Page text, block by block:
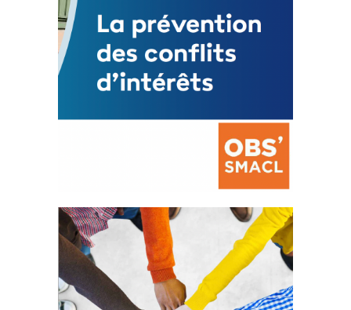
La prévention des conflits
d’intérêts
18 septembre 2023
FEUILLETER